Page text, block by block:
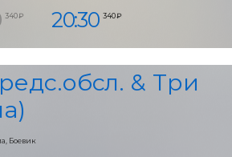
340 ₽ 20:30 340 ₽
& Три
Боевик